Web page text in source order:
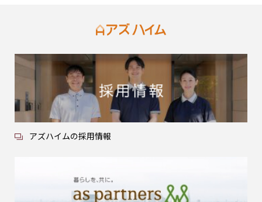
アズハイムの採用情報